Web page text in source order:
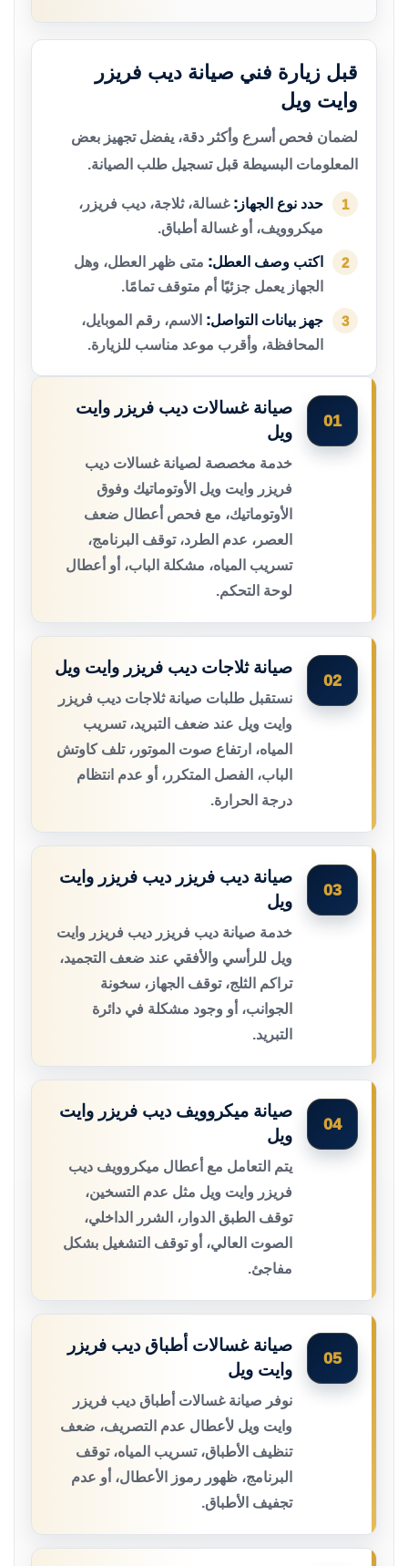
قبل زيارة فني صيانة ديب فريزر
وايت ويل
لضمان فحص أسرع وأكثر دقة، يفضل تجهيز بعض
المعلومات البسيطة قبل تسجيل طلب الصيانة.
1 حدد نوع الجهاز: غسالة، ثلاجة، ديب فريزر،
ميكروويف، أو غسالة أطباق.
2 اكتب وصف العطل: متى ظهر العطل، وهل
الجهاز يعمل جزئيًا أم متوقف تمامًا.
3 جهز بيانات التواصل: الاسم، رقم الموبايل،
المحافظة، وأقرب موعد مناسب للزيارة.
01
صيانة غسالات ديب فريزر وايت
ويل
خدمة مخصصة لصيانة غسالات ديب
فريزر وايت ويل الأوتوماتيك وفوق
الأوتوماتيك، مع فحص أعطال ضعف
العصر، عدم الطرد، توقف البرنامج،
تسريب المياه، مشكلة الباب، أو أعطال
لوحة التحكم.
02
صيانة ثلاجات ديب فريزر وايت ويل
نستقبل طلبات صيانة ثلاجات ديب فريزر
وايت ويل عند ضعف التبريد، تسريب
المياه، ارتفاع صوت الموتور، تلف كاوتش
الباب، الفصل المتكرر، أو عدم انتظام
درجة الحرارة.
03
صيانة ديب فريزر ديب فريزر وايت
ويل
خدمة صيانة ديب فريزر ديب فريزر وايت
ويل للرأسي والأفقي عند ضعف التجميد،
تراكم الثلج، توقف الجهاز، سخونة
الجوانب، أو وجود مشكلة في دائرة
التبريد.
04
صيانة ميكروويف ديب فريزر وايت
ويل
يتم التعامل مع أعطال ميكروويف ديب
فريزر وايت ويل مثل عدم التسخين،
توقف الطبق الدوار، الشرر الداخلي،
الصوت العالي، أو توقف التشغيل بشكل
مفاجئ.
05
صيانة غسالات أطباق ديب فريزر
وايت ويل
نوفر صيانة غسالات أطباق ديب فريزر
وايت ويل لأعطال عدم التصريف، ضعف
تنظيف الأطباق، تسريب المياه، توقف
البرنامج، ظهور رموز الأعطال، أو عدم
تجفيف الأطباق.